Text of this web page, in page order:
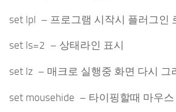
set lpl – 프로그램 시작시 플러그인
set ls=2 – 상태라인 표시
set lz – 매크로 실행중 화면 다시 그
set mousehide – 타이핑할때 마우스